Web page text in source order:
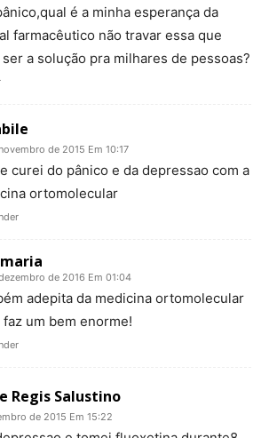
é a minha esperança da
farmacêutico não travar essa que
a solução pra milhares de pessoas?
de 2015 Em 10:17
curei do pânico e da depressao com a
ortomolecular
de 2016 Em 01:04
adepita da medicina ortomolecular
faz um bem enorme!
Regis Salustino
de 2015 Em 15:22